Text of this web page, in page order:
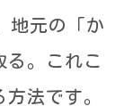
地元の「か
る。これこ
法です。